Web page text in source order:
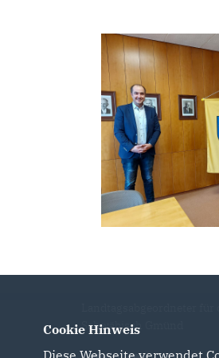
Schwäbisch Gmünd
Cookie Hinweis
Diese Webseite verwendet